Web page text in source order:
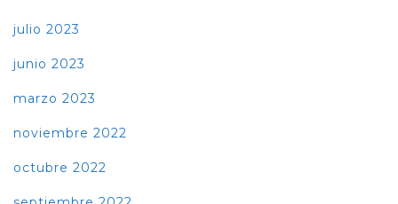
julio 2023
junio 2023
marzo 2023
noviembre 2022
octubre 2022